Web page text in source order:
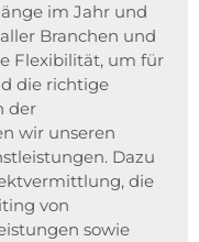
im Jahr und
Branchen und
Flexibilität, um für
die richtige
der
wir unseren
Dazu
die
von
sowie